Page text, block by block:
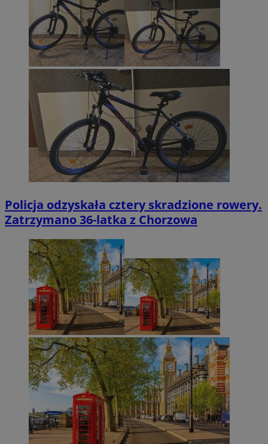
Policja odzyskała cztery skradzione rowery.
Zatrzymano 36-latka z Chorzowa